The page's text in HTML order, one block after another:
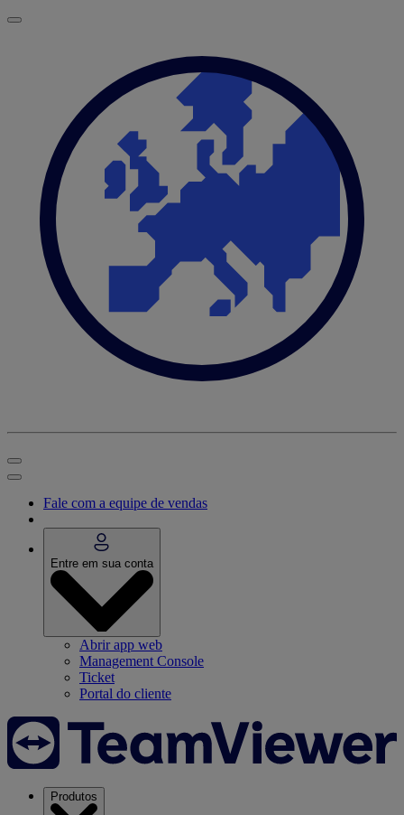
Fale com a equipe de vendas
Entre em sua conta
Abrir app web
Management Console
Ticket
Portal do cliente
Produtos